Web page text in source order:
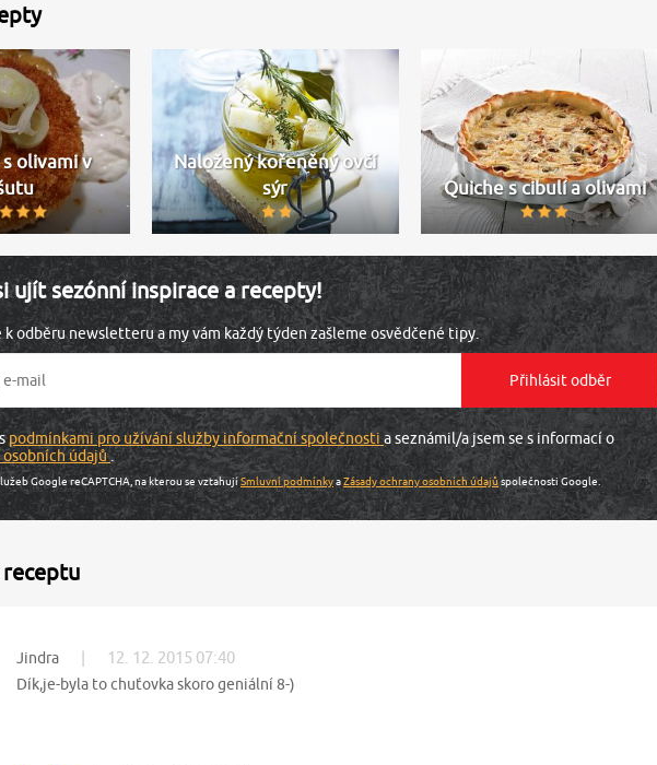
olivami v
Naložený kořeněný ovčí
sýr
Quiche s cibulí a olivami
ujít sezónní inspirace a recepty!
odběru newsletteru a my vám každý týden zašleme osvědčené tipy.
podmínkami pro užívání služby informační společnosti a seznámil/a jsem se s informací o
osobních údajů.
Google reCAPTCHA, na kterou se vztahujíSmluvní podmínkyaZásady ochrany osobních údajůspolečnosti Google.
Jindra 12. 12. 2015 07:40
Dík,je-byla to chuťovka skoro geniální 8-)